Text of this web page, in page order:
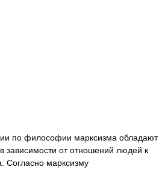
по философии марксизма обладают
зависимости от отношений людей к
Согласно марксизму